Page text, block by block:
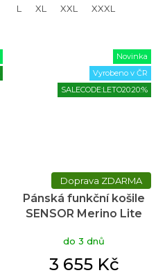
L XL XXL XXXL
Novinka
Vyrobeno v ČR
SALECODE:LETO20:20:%
ZDARMA
Pánská funkční košile
SENSOR Merino Lite
do 3 dnů
3 655 Kč